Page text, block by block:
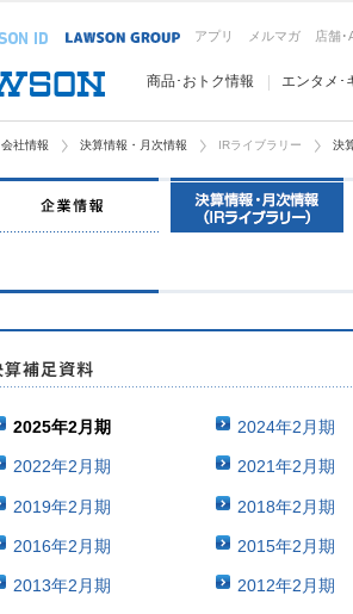
アプリ メルマガ 店舗･
商品･おトク情報 エンタメ･
会社情報 決算情報・月次情報 IRライブラリー 決
2025年2月期 2024年2月期
2022年2月期 2021年2月期
2019年2月期 2018年2月期
2016年2月期 2015年2月期
2013年2月期 2012年2月期